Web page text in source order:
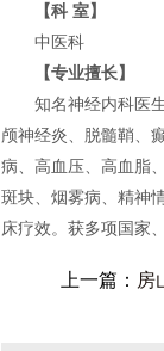
【科 室】
中医科
【专业擅长】
知名神经内科医生
颅神经炎、脱髓鞘、
病、高血压、高血脂
斑块、烟雾病、精神
床疗效。获多项国家
上一篇： 房